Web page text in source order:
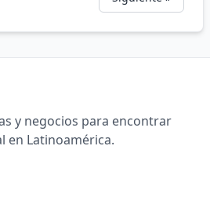
y negocios para encontrar
en Latinoamérica.